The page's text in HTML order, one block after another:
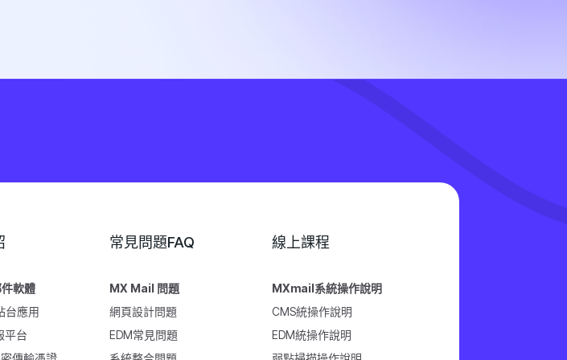
軟體
台應用
平台
常見問題FAQ
MX Mail 問題
網頁設計問題
EDM常見問題
線上課程
MXmail系統操作說明
CMS統操作說明
EDM統操作說明